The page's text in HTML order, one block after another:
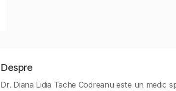
Despre
Dr. Diana Lidia Tache Codreanu este un medic